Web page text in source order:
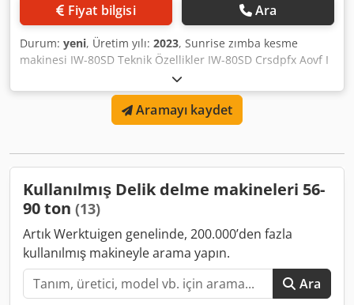
Yleistiedot - Moottoriteho: 7,5 kW - Mitat (L × S × K): 1760 ×
710 × 1830 mm - Paino: n. 2000 kg ✅ Keskeiset edut - Useat
asemat: rei’itys, loveus ja leikkaus Cjdpoxtxcbjfx Af Rsrf -
Korkea tuottavuus – jopa 25 iskua/minuutti - Vankka
rakenne takaa kestävyyden ja tarkkuuden - Ihanteellinen
konepajoille, teräsrakenteiden valmistukseen ja
kunnossapitoyksiköille
Fiyat bilgisi Ara
Durum: yeni, Üretim yılı: 2023, Sunrise zımba kesme
makinesi IW-80SD Teknik Özellikler IW-80SD Crsdpfx Aovf I
Rcsf Rjf tonaj 80ton delme kapasitesi ᴓ 26x22mm/ᴓ
50x12mm boşaltma 510 mm açılı çubuk 150x150x12mm 90⁰
şerit 460x15mm / 300x20mm Ağırlık 2550 KG Stoklarımızda
birden fazla model mevcuttur.
Aramayı kaydet
Kullanılmış Delik delme makineleri 56-
90 ton (13)
Artık Werktuigen genelinde, 200.000’den fazla
kullanılmış makineyle arama yapın.
Ara